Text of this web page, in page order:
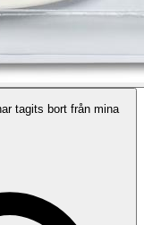
tagits bort från mina